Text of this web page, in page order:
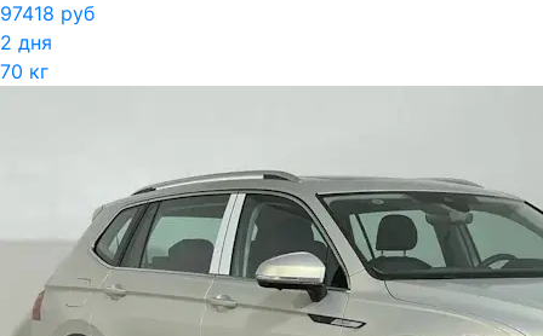
97418 руб
2 дня
70 кг